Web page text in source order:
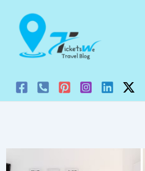
στο
περιεχόμενο